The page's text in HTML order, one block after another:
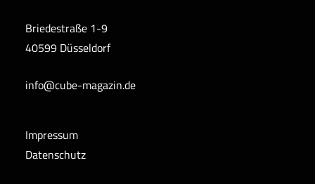
Briedestraße 1-9
40599 Düsseldorf
info@cube-magazin.de
Impressum
Datenschutz